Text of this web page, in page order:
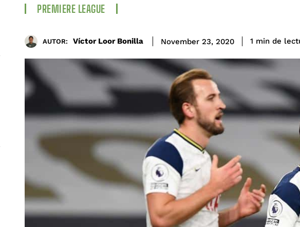
PREMIERE LEAGUE
AUTOR: Víctor Loor Bonilla November 23, 2020 1 min de